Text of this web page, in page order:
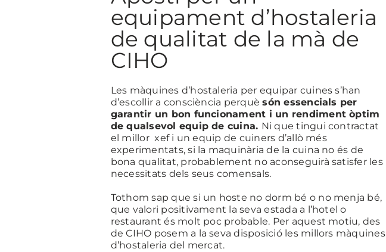
equipament d’hostaleria
de qualitat de la mà de
CIHO
Les màquines d’hostaleria per equipar cuines s’han
d’escollir a consciència perquèsón essencials per
garantir un bon funcionament i un rendiment òptim
de qualsevol equip de cuina. Ni que tingui contractat
el millor xef i un equip de cuiners d’allò més
experimentats, si la maquinària de la cuina no és de
bona qualitat, probablement no aconseguirà satisfer les
necessitats dels seus comensals.
Tothom sap que si un hoste no dorm bé o no menja bé,
que valori positivament la seva estada a l’hotel o
restaurant és molt poc probable. Per aquest motiu, des
deCIHO posem a la seva disposició les millors màquines
d’hostaleria del mercat.